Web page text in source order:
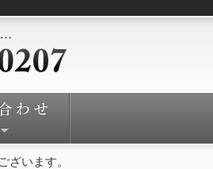
ざいます。